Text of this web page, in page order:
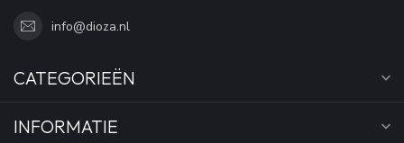
info@dioza.nl
CATEGORIEËN
INFORMATIE